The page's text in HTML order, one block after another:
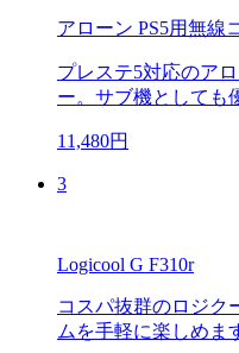
アローン PS5用無線
プレステ5対応のア
ー。サブ機としても
11,480円
3
Logicool G F310r
コスパ抜群のロジク
ムを手軽に楽しめま